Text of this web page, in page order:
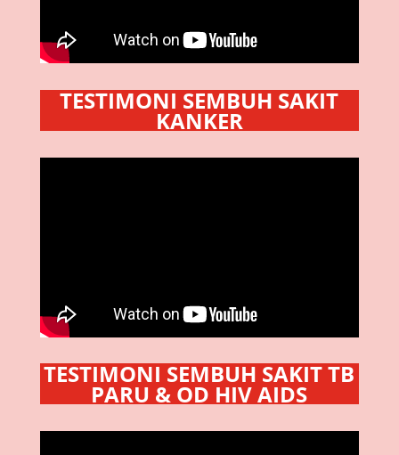
TESTIMONI SEMBUH SAKIT
KANKER
TESTIMONI SEMBUH SAKIT TB
PARU & OD HIV AIDS